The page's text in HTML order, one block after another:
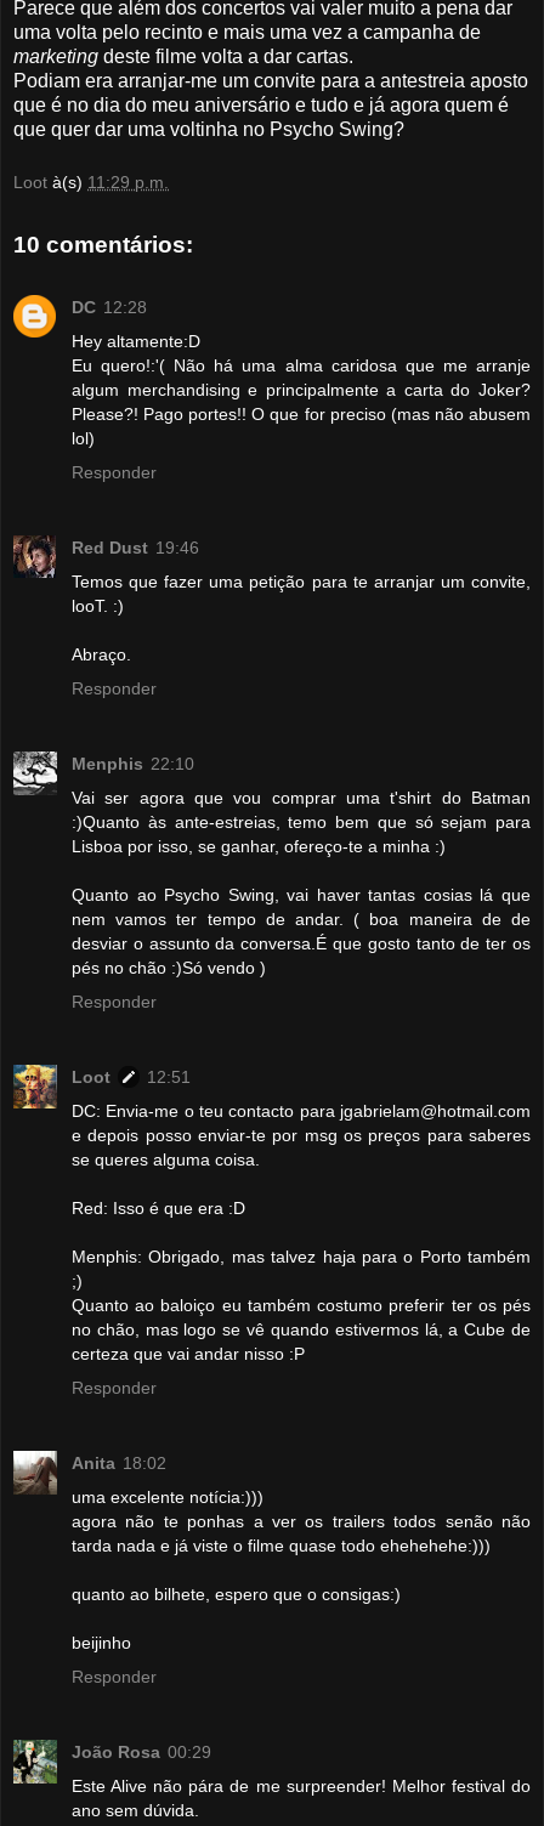
Parece que além dos concertos vai valer muito a pena dar
uma volta pelo recinto e mais uma vez a campanha de
marketing deste filme volta a dar cartas.
Podiam era arranjar-me um convite para a antestreia aposto
que é no dia do meu aniversário e tudo e já agora quem é
que quer dar uma voltinha no Psycho Swing?
Loot à(s) 11:29 p.m.
10 comentários:
DC 12:28
Hey altamente:D
Eu quero!:'( Não há uma alma caridosa que me arranje
algum merchandising e principalmente a carta do Joker?
Please?! Pago portes!! O que for preciso (mas não abusem
lol)
Responder
Red Dust 19:46
Temos que fazer uma petição para te arranjar um convite,
looT. :)
Abraço.
Responder
Menphis 22:10
Vai ser agora que vou comprar uma t'shirt do Batman
:)Quanto às ante-estreias, temo bem que só sejam para
Lisboa por isso, se ganhar, ofereço-te a minha :)
Quanto ao Psycho Swing, vai haver tantas cosias lá que
nem vamos ter tempo de andar. ( boa maneira de de
desviar o assunto da conversa.É que gosto tanto de ter os
pés no chão :)Só vendo )
Responder
Loot
12:51
DC: Envia-me o teu contacto para jgabrielam@hotmail.com
e depois posso enviar-te por msg os preços para saberes
se queres alguma coisa.
Red: Isso é que era :D
Menphis: Obrigado, mas talvez haja para o Porto também
;)
Quanto ao baloiço eu também costumo preferir ter os pés
no chão, mas logo se vê quando estivermos lá, a Cube de
certeza que vai andar nisso :P
Responder
Anita 18:02
uma excelente notícia:)))
agora não te ponhas a ver os trailers todos senão não
tarda nada e já viste o filme quase todo ehehehehe:)))
quanto ao bilhete, espero que o consigas:)
beijinho
Responder
João Rosa 00:29
Este Alive não pára de me surpreender! Melhor festival do
ano sem dúvida.